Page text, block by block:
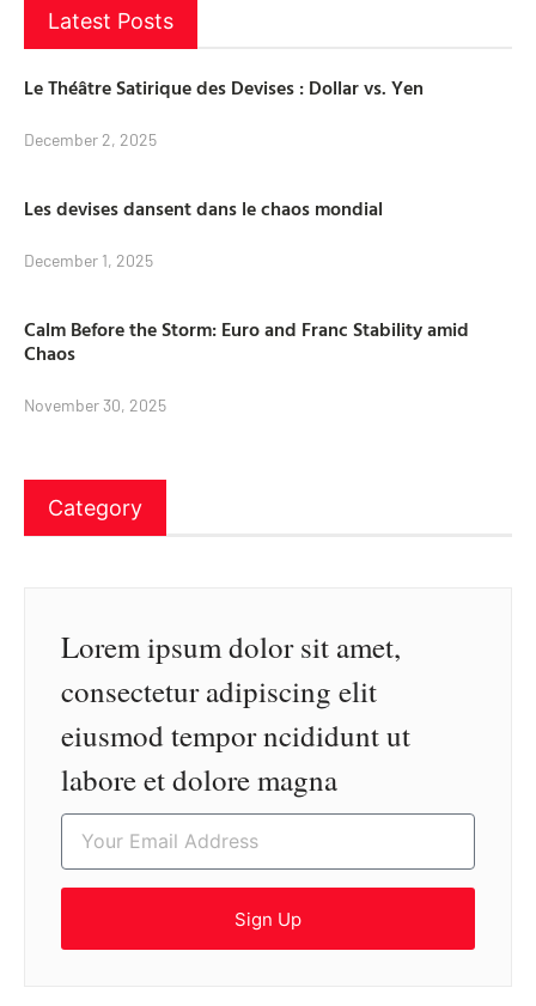
Latest Posts
Le Théâtre Satirique des Devises : Dollar vs. Yen
December 2, 2025
Les devises dansent dans le chaos mondial
December 1, 2025
Calm Before the Storm: Euro and Franc Stability amid
Chaos
November 30, 2025
Category
Lorem ipsum dolor sit amet,
consectetur adipiscing elit
eiusmod tempor ncididunt ut
labore et dolore magna
Sign Up